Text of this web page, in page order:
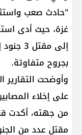
"حادث صعب
غزة، حيث أدى
بجروح متفاوتة.
وأوضحت التقارير
على إخلاء
من جهته، أكدت
مقتل عدد من